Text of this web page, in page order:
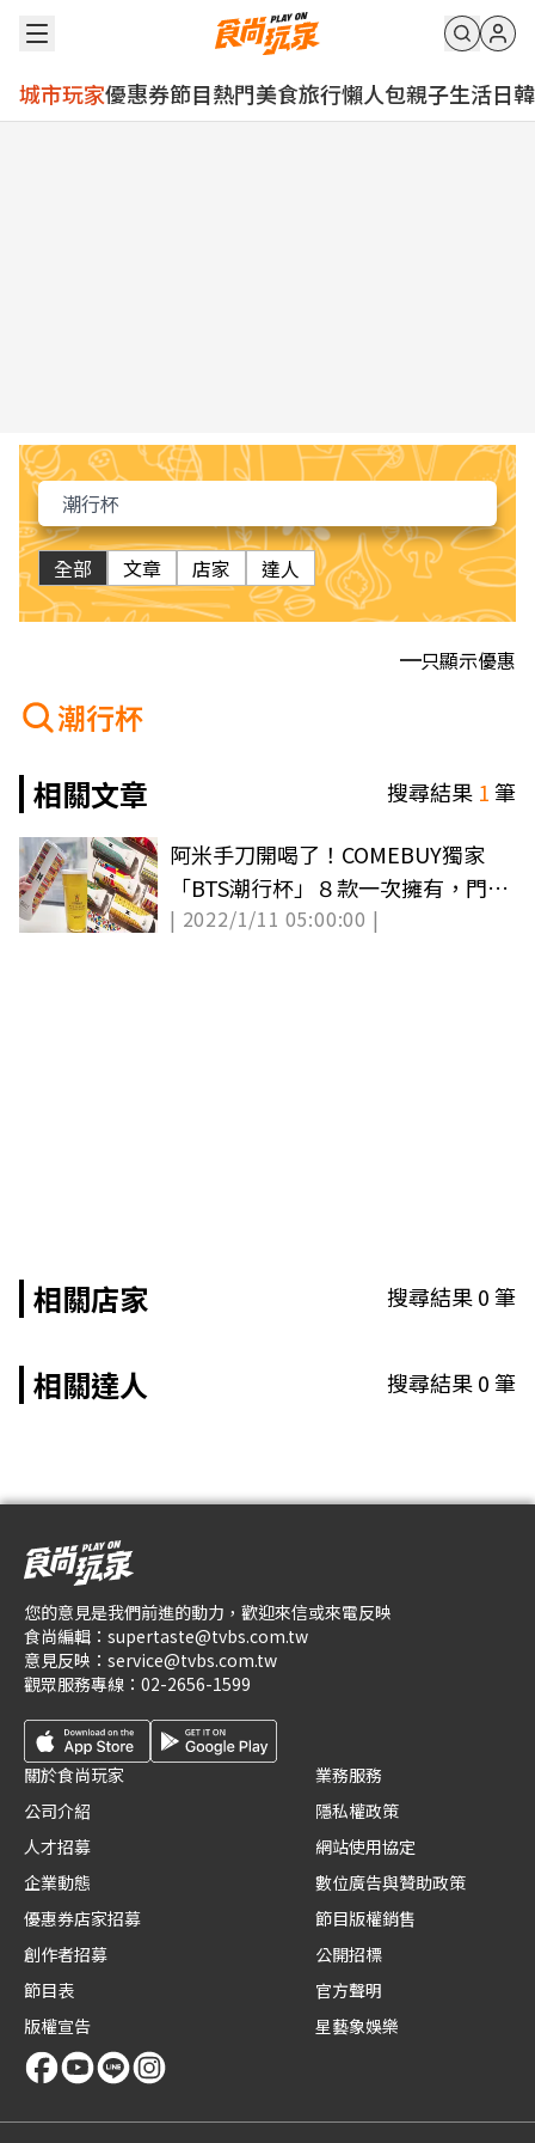
城市玩家優惠券節目熱門美食旅行懶人包親子生活日韓
全部 文章 店家 達人
只顯示優惠
潮行杯
相關文章
搜尋結果 1筆
阿米手刀開喝了！COMEBUY獨家
「BTS潮行杯」８款一次擁有，門市
加購還可挑款
| 2022/1/11 05:00:00 |
相關店家 搜尋結果0筆
相關達人 搜尋結果0筆
您的意見是我們前進的動力，歡迎來信或來電反映
食尚編輯： supertaste@tvbs.com.tw
意見反映： service@tvbs.com.tw
觀眾服務專線： 02-2656-1599
關於食尚玩家
公司介紹
人才招募
企業動態
優惠券店家招募
創作者招募
節目表
版權宣告
業務服務
隱私權政策
網站使用協定
數位廣告與贊助政策
節目版權銷售
公開招標
官方聲明
星藝象娛樂